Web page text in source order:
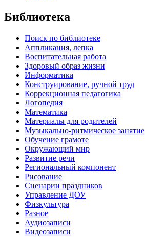
Библиотека
Поиск по библиотеке
Аппликация, лепка
Воспитательная работа
Здоровый образ жизни
Информатика
Конструирование, ручной труд
Коррекционная педагогика
Логопедия
Математика
Материалы для родителей
Музыкально-ритмическое занятие
Обучение грамоте
Окружающий мир
Развитие речи
Региональный компонент
Рисование
Сценарии праздников
Управление ДОУ
Физкультура
Разное
Аудиозаписи
Видеозаписи